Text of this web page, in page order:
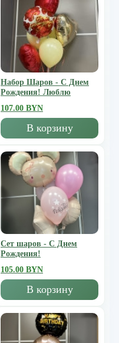
Набор Шаров - С Днем
Рождения! Люблю
107.00 BYN
В корзину
Сет шаров - С Днем
Рождения!
105.00 BYN
В корзину